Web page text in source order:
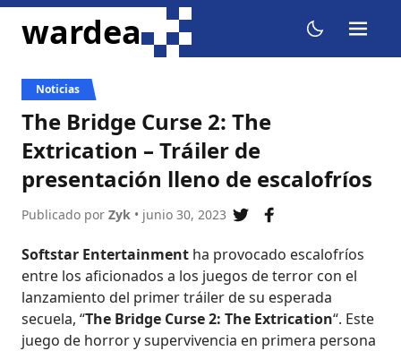
ir al contenido
wardea dark mode
menu
Noticias
The Bridge Curse 2: The
Extrication – Tráiler de
presentación lleno de escalofríos
Publicado por Zyk • junio 30, 2023
compartir en twitter
compartir en
Softstar Entertainment ha provocado escalofríos
entre los aficionados a los juegos de terror con el
lanzamiento del primer tráiler de su esperada
secuela, “The Bridge Curse 2: The Extrication“. Este
juego de horror y supervivencia en primera persona